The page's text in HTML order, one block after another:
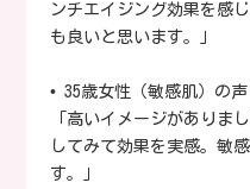
ンチエイジング効果を感
も良いと思います。」
• 35歳女性（敏感肌）の声
「高いイメージがありま
してみて効果を実感。敏
す。」